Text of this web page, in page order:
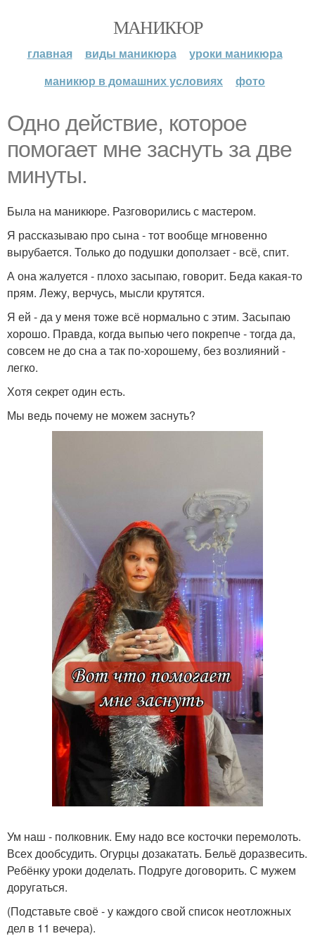
МАНИКЮР
главная виды маникюра
уроки маникюра
маникюр в домашних условиях
фото
Одно действие, которое
помогает мне заснуть за две
минуты.
Была на маникюре. Разговорились с мастером.
Я рассказываю про сына - тот вообще мгновенно
вырубается. Только до подушки доползает - всё, спит.
А она жалуется - плохо засыпаю, говорит. Беда какая-то
прям. Лежу, верчусь, мысли крутятся.
Я ей - да у меня тоже всё нормально с этим. Засыпаю
хорошо. Правда, когда выпью чего покрепче - тогда да,
совсем не до сна а так по-хорошему, без возлияний -
легко.
Хотя секрет один есть.
Мы ведь почему не можем заснуть?
Ум наш - полковник. Ему надо все косточки перемолоть.
Всех дообсудить. Огурцы дозакатать. Бельё доразвесить.
Ребёнку уроки доделать. Подруге договорить. С мужем
доругаться.
(Подставьте своё - у каждого свой список неотложных
дел в 11 вечера).